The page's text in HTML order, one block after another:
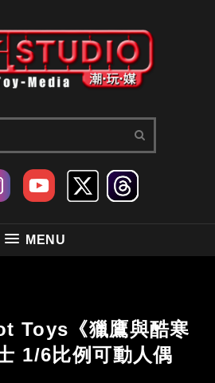
MENU
Toys《獵鷹與酷寒
1/6比例可動人偶